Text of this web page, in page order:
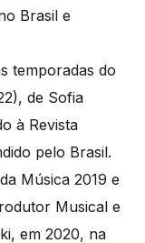
Brasil e
temporadas do
de Sofia
à Revista
pelo Brasil.
Música 2019 e
Musical e
em 2020, na